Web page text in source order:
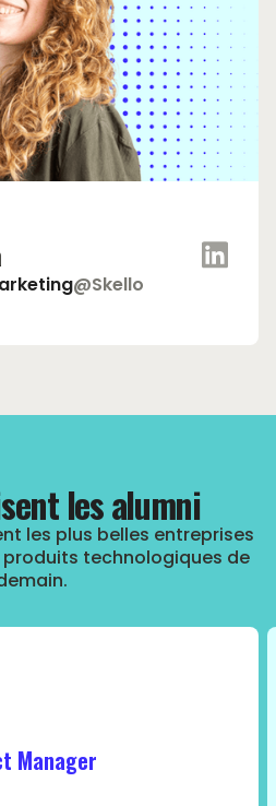
@Skello
les alumni
les plus belles entreprises
technologiques de
Manager